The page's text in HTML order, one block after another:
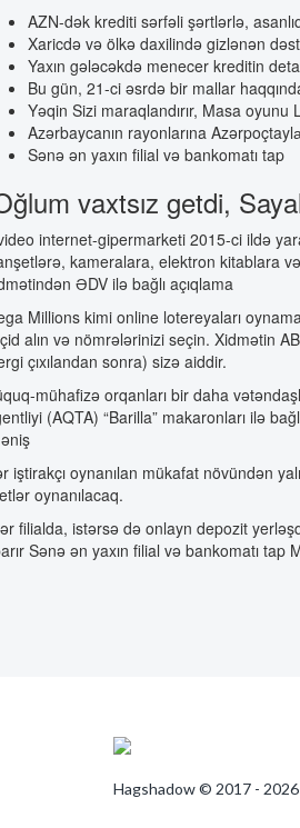
AZN-dək krediti sərfəli şərtlərlə,
Xaricdə və ölkə daxilində gizlənən
Yaxın gələcəkdə menecer kreditin
Bu gün, 21-ci əsrdə bir mallar
Yəqin Sizi maraqlandırır, Masa
Azərbaycanın rayonlarına
Sənə ən yaxın filial və bankomatı tap
vaxtsız getdi,
internet-gipermarketi 2015-ci ildə
kameralara, elektron kitablara və
ƏDV ilə bağlı açıqlama
Millions kimi online lotereyaları
alın və nömrələrinizi seçin. Xidmətin
çıxılandan sonra) sizə aiddir.
mühafizə orqanları bir daha
(AQTA) “Barilla” makaronları ilə
iştirakçı oynanılan mükafat növündən
oynanılacaq.
filialda, istərsə də onlayn depozit
Sənə ən yaxın filial və bankomatı
Hagshadow © 2017 - 2026